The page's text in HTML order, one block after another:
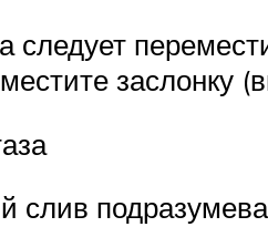
заслонку